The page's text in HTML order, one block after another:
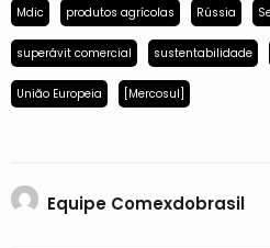
Mdic produtos agrícolas Rússia
superávit comercial sustentabilidade
União Europeia [Mercosul]
Equipe Comexdobrasil